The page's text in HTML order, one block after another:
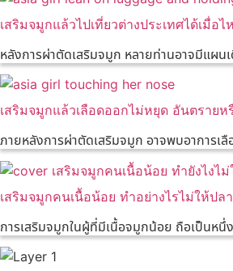
เสริมจมูกแล้วไปเที่ยวต่างประเทศได้เมื่อไ
หลังการผ่าตัดเสริมจมูก หลายท่านอาจมีแผ
เสริมจมูกแล้วเลือดออกไม่หยุด อันตรายห
ภายหลังการผ่าตัดเสริมจมูก อาจพบอาการเ
เสริมจมูกคนเนื้อน้อย ทำอย่างไรไม่ให้ปล
การเสริมจมูกในผู้ที่มีเนื้อจมูกน้อย ถือเป็นหนึ่